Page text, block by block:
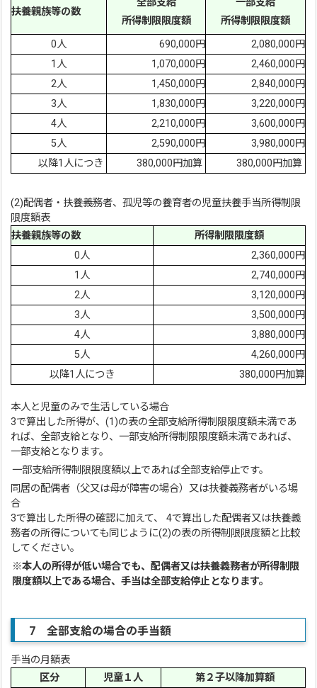
扶養親族等の数
所得制限限度額
所得制限限度額
0人
690,000円
2,080,000円
1人
1,070,000円
2,460,000円
2人
1,450,000円
2,840,000円
3人
1,830,000円
3,220,000円
4人
2,210,000円
3,600,000円
5人
2,590,000円
3,980,000円
以降1人につき
380,000円加算 380,000円加算
(2)配偶者・扶養義務者、孤児等の養育者の児童扶養手当所得制限
限度額表
扶養親族等の数
所得制限限度額
0人
2,360,000円
1人
2,740,000円
2人
3,120,000円
3人
3,500,000円
4人
3,880,000円
5人
4,260,000円
以降1人につき
380,000円加算
本人と児童のみで生活している場合
3で算出した所得が、(1)の表の全部支給所得制限限度額未満であ
れば、全部支給となり、一部支給所得制限限度額未満であれば、
一部支給となります。
一部支給所得制限限度額以上であれば全部支給停止です。
同居の配偶者（父又は母が障害の場合）又は扶養義務者がいる場
合
3で算出した所得の確認に加えて、 4で算出した配偶者又は扶養義
務者の所得についても同じように(2)の表の所得制限限度額と比較
してください。
※本人の所得が低い場合でも、配偶者又は扶養義務者が所得制限
限度額以上である場合、手当は全部支給停止となります。
7 全部支給の場合の手当額
手当の月額表
区分
児童１人
第２子以降加算額